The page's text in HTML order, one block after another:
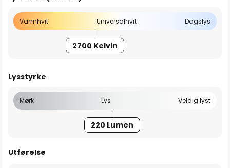
Varmhvit Universalhvit Dagslys
2700 Kelvin
Lysstyrke
Mørk Lys Veldig lyst
220 Lumen
Utførelse